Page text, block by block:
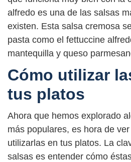
alfredo es una de las salsas
existen. Esta salsa cremosa
pasta como el fettuccine
mantequilla y queso
Cómo utilizar
tus platos
Ahora que hemos explorado
más populares, es hora de
utilizarlas en tus platos. La
salsas es entender cómo